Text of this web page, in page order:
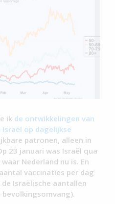
ik de ontwikkelingen van
op dagelijkse
patronen, alleen in
23 januari was Israël qua
Nederland nu is. En
vaccinaties per dag
Israëlische aantallen